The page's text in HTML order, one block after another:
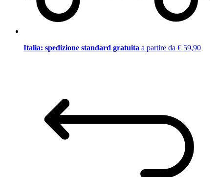
Italia: spedizione standard gratuita a partire da € 59,90